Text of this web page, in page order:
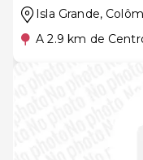
Isla Grande,
A 2.9 km de